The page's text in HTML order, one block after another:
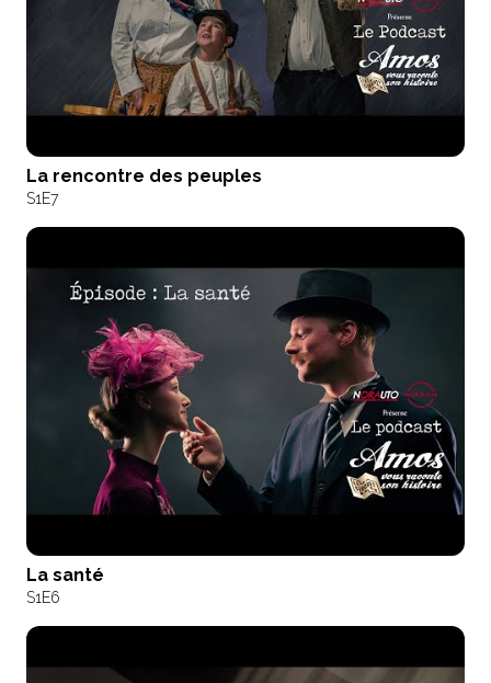
La rencontre des peuples
S1E7
La santé
S1E6